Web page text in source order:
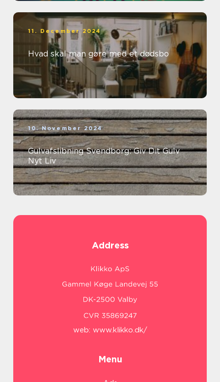
11. December 2024
Hvad skal man gøre med et dødsbo
10. November 2024
Gulvafslibning Svendborg: Giv Dit Gulv
Nyt Liv
Address
web: www.klikko.dk/
Menu